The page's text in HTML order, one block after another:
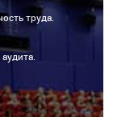
труда.